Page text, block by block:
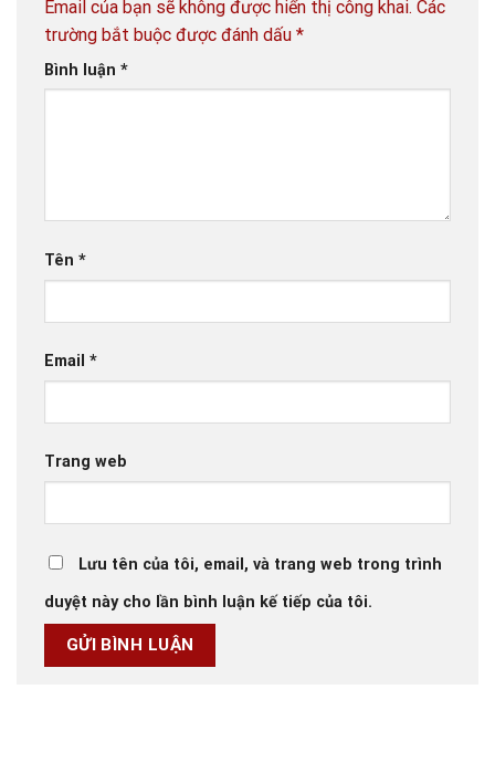
Email của bạn sẽ không được hiển thị công khai. Các
trường bắt buộc được đánh dấu *
Bình luận *
Tên *
Email *
Trang web
Lưu tên của tôi, email, và trang web trong trình
duyệt này cho lần bình luận kế tiếp của tôi.